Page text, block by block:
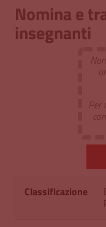
Nomina e
insegnanti
Per
Classificazione